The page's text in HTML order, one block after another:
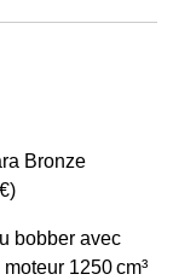
Bronze
bobber avec
1250 cm³